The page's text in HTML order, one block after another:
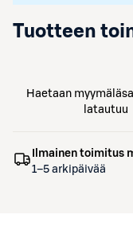
Tuotteen
Haetaan
latautuu
Ilmainen toimitus
1–5 arkipäivää